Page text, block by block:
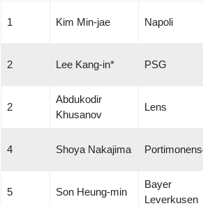
1 Kim Min-jae Napoli
2 Lee Kang-in* PSG
2
Abdukodir
Khusanov
Lens
4 Shoya Nakajima
5 Son Heung-min
Bayer
Leverkusen